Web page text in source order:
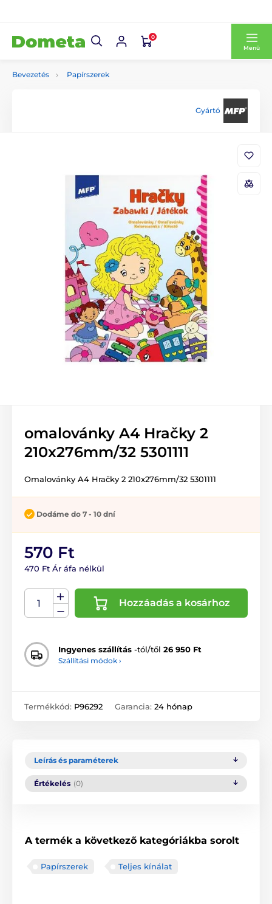
0
Menü
Bevezetés Papírszerek
Gyártó
omalovánky A4 Hračky 2
210x276mm/32 5301111
Omalovánky A4 Hračky 2 210x276mm/32 5301111
Dodáme do 7 - 10 dní
570 Ft
470 Ft Ár áfa nélkül
Hozzáadás a kosárhoz
Ingyenes szállítás -tól/től 26 950 Ft
Szállítási módok ›
Termékkód: P96292 Garancia: 24 hónap
Leírás és paraméterek
Értékelés (0)
A termék a következő kategóriákba sorolt
Papírszerek Teljes kínálat